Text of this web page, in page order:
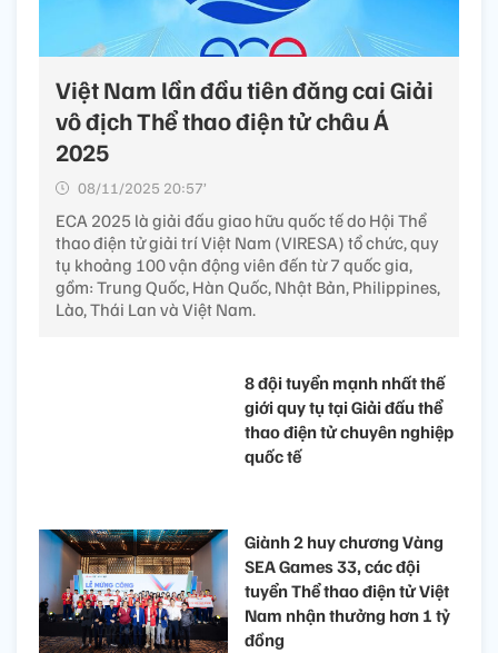
Việt Nam lần đầu tiên đăng cai Giải
vô địch Thể thao điện tử châu Á
2025
08/11/2025 20:57’
ECA 2025 là giải đấu giao hữu quốc tế do Hội Thể
thao điện tử giải trí Việt Nam (VIRESA) tổ chức, quy
tụ khoảng 100 vận động viên đến từ 7 quốc gia,
gồm: Trung Quốc, Hàn Quốc, Nhật Bản, Philippines,
Lào, Thái Lan và Việt Nam.
8 đội tuyển mạnh nhất thế
giới quy tụ tại Giải đấu thể
thao điện tử chuyên nghiệp
quốc tế
Giành 2 huy chương Vàng
SEA Games 33, các đội
tuyển Thể thao điện tử Việt
Nam nhận thưởng hơn 1 tỷ
đồng